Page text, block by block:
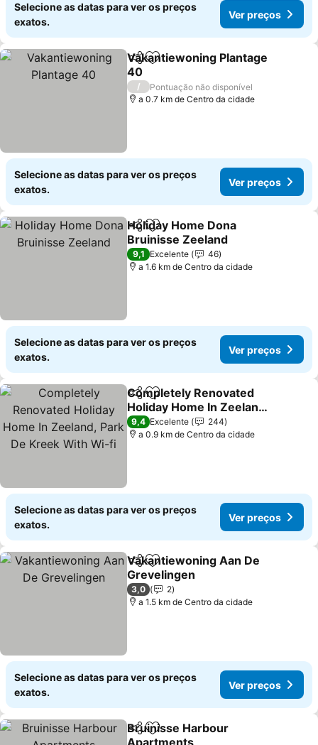
Selecione as datas para ver os preços
exatos.
Ver preços
PartilharAdicionar aos favoritos
Vakantiewoning Plantage
40
/
Pontuação não disponível
a 0.7 km de Centro da cidade
Selecione as datas para ver os preços
exatos.
Ver preços
PartilharAdicionar aos favoritos
Holiday Home Dona
Bruinisse Zeeland
9,1 Excelente
46
a 1.6 km de Centro da cidade
Selecione as datas para ver os preços
exatos.
Ver preços
PartilharAdicionar aos favoritos
Completely Renovated
Holiday Home In Zeeland,
Park De Kreek With Wi-fi
9,4 Excelente
244
a 0.9 km de Centro da cidade
Selecione as datas para ver os preços
exatos.
Ver preços
PartilharAdicionar aos favoritos
Vakantiewoning Aan De
Grevelingen
3,0
2
a 1.5 km de Centro da cidade
Selecione as datas para ver os preços
exatos.
Ver preços
PartilharAdicionar aos favoritos
Bruinisse Harbour
Apartments